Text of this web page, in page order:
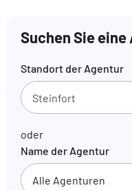
Suchen Sie
Standort der Agentur
oder
Name der Agentur